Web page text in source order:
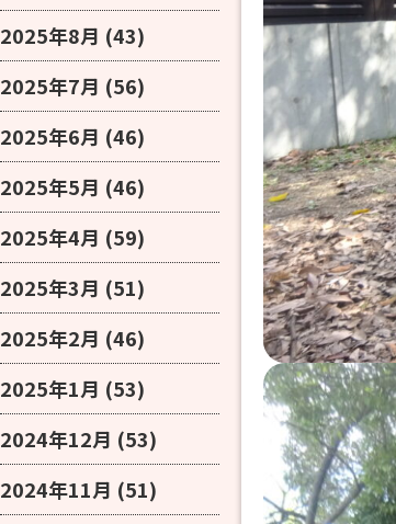
2025年8月 (43)
2025年7月 (56)
2025年6月 (46)
2025年5月 (46)
2025年4月 (59)
2025年3月 (51)
2025年2月 (46)
2025年1月 (53)
2024年12月 (53)
2024年11月 (51)